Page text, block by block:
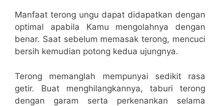
Manfaat terong ungu dapat didapatkan dengan
optimal apabila Kamu mengolahnya dengan
benar. Saat sebelum memasak terong, mencuci
bersih kemudian potong kedua ujungnya.
Terong memanglah mempunyai sedikit rasa
getir. Buat menghilangkannya, taburi terong
dengan garam serta perkenankan selama